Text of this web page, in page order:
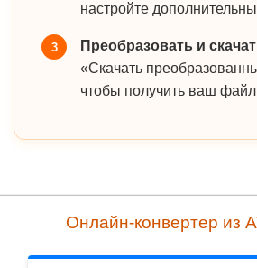
настройте
3 Преобразовать и
«Скачать
чтобы получить ваш файл
Онлайн-конвертер из